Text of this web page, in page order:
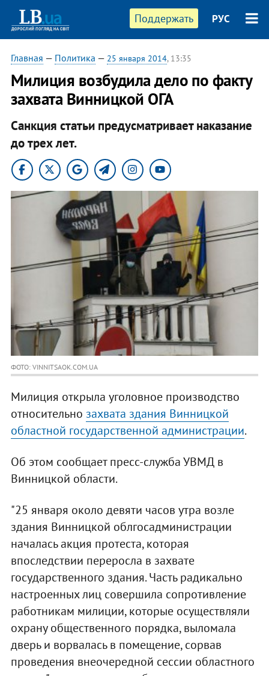
Поддержать РУС
Главная — Политика — 25 января 2014, 13:35
Милиция возбудила дело по факту
захвата Винницкой ОГА
Санкция статьи предусматривает наказание
до трех лет.
ФОТО: VINNITSAOK.COM.UA
Милиция открыла уголовное производство
относительно захвата здания Винницкой
областной государственной администрации.
Об этом сообщает пресс-служба УВМД в
Винницкой области.
"25 января около девяти часов утра возле
здания Винницкой облгосадминистрации
началась акция протеста, которая
впоследствии переросла в захвате
государственного здания. Часть радикально
настроенных лиц совершила сопротивление
работникам милиции, которые осуществляли
охрану общественного порядка, выломала
дверь и ворвалась в помещение, сорвав
проведения внеочередной сессии областного